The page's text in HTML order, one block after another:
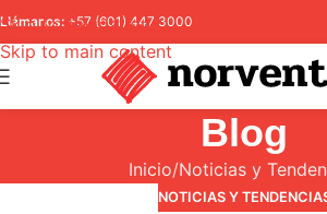
Skip to navigation
Skip to main content
Llámanos: +57 (601) 447 3000
Blog
Inicio Noticias y
NOTICIAS Y